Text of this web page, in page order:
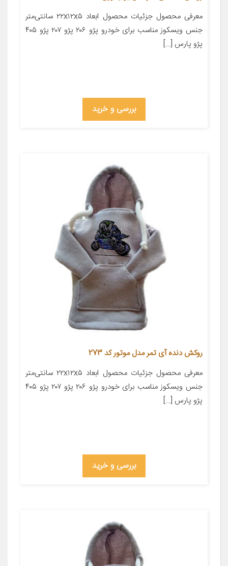
معرفی محصول جزئیات محصول ابعاد ۲۲x۱۲x۵ سانتی‌متر
جنس ویسکوز مناسب برای خودرو پژو ۲۰۶ پژو ۲۰۷ پژو ۴۰۵
پژو پارس […]
بررسی و خرید
روکش دنده آی تمر مدل موتور کد 273
معرفی محصول جزئیات محصول ابعاد ۲۲x۱۲x۵ سانتی‌متر
جنس ویسکوز مناسب برای خودرو پژو ۲۰۶ پژو ۲۰۷ پژو ۴۰۵
پژو پارس […]
بررسی و خرید